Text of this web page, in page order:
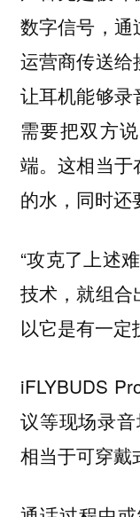
数字信号，通
运营商传送
让耳机能够
需要把双方
端。这相当于
的水，同时还
“攻克了上述
技术，就组合
以它是有一定
iFLYBUDS
议等现场录
相当于可穿戴